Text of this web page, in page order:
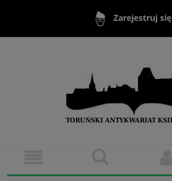
Zarejestruj się